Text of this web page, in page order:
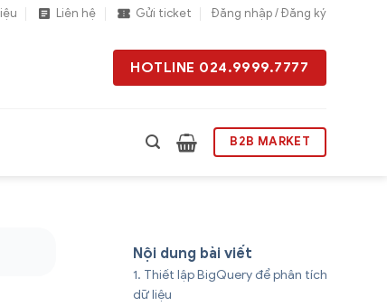
Liên hệ Gửi ticket Đăng nhập / Đăng ký
HOTLINE 024.9999.7777
B2B MARKET
Nội dung bài viết
Thiết lập BigQuery để phân tích
dữ liệu